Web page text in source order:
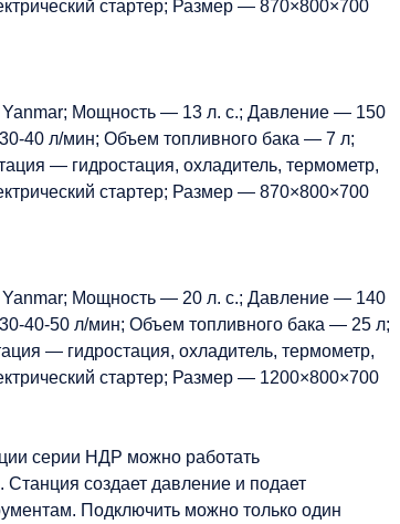
стартер; Размер — 870×800×700
Мощность — 13 л. с.; Давление — 150
40 л/мин; Объем топливного бака — 7 л;
— гидростация, охладитель, термометр,
стартер; Размер — 870×800×700
Мощность — 20 л. с.; Давление — 140
40-50 л/мин; Объем топливного бака — 25 л;
— гидростация, охладитель, термометр,
стартер; Размер — 1200×800×700
серии НДР можно работать
создает давление и подает
Подключить можно только один